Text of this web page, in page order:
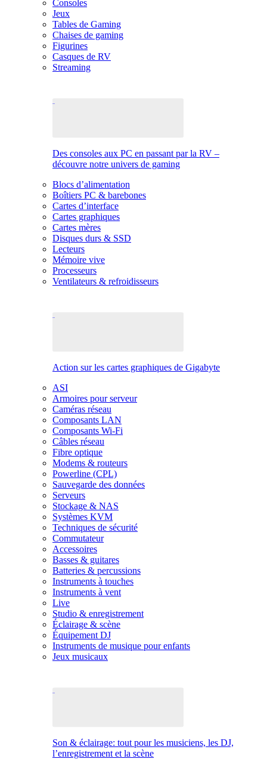
Consoles
Jeux
Tables de Gaming
Chaises de gaming
Figurines
Casques de RV
Streaming
Des consoles aux PC en passant par la RV –
découvre notre univers de gaming
Blocs d’alimentation
Boîtiers PC & barebones
Cartes d’interface
Cartes graphiques
Cartes mères
Disques durs & SSD
Lecteurs
Mémoire vive
Processeurs
Ventilateurs & refroidisseurs
Action sur les cartes graphiques de Gigabyte
ASI
Armoires pour serveur
Caméras réseau
Composants LAN
Composants Wi-Fi
Câbles réseau
Fibre optique
Modems & routeurs
Powerline (CPL)
Sauvegarde des données
Serveurs
Stockage & NAS
Systèmes KVM
Techniques de sécurité
Commutateur
Accessoires
Basses & guitares
Batteries & percussions
Instruments à touches
Instruments à vent
Live
Studio & enregistrement
Éclairage & scène
Équipement DJ
Instruments de musique pour enfants
Jeux musicaux
Son & éclairage: tout pour les musiciens, les DJ,
l’enregistrement et la scène